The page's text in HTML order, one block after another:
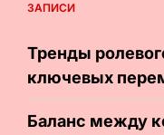
ЗАПИСИ
Тренды
ключевых
Баланс между